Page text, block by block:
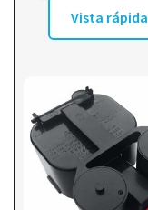
Vista rápida